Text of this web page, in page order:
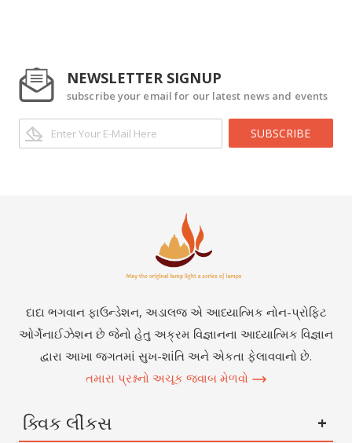
NEWSLETTER SIGNUP
subscribe your email for our latest news and events
SUBSCRIBE
દાદા ભગવાન ફાઉન્ડેશન, અડાલજ એ આધ્યાત્મિક નોન-પ્રોફિટ
ઓર્ગેનાઈઝેશન છે જેનો હેતુ અક્રમ વિજ્ઞાનના આધ્યાત્મિક વિજ્ઞાન
દ્વારા આખા જગતમાં સુખ-શાંતિ અને એકતા ફેલાવવાનો છે.
તમારા પ્રશ્નનો અચૂક જવાબ મેળવો
ક્વિક લીંકસ